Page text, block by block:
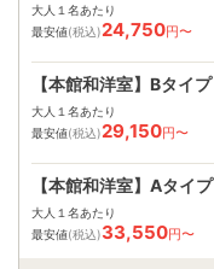
大人１名あたり
最安値(税込)24,750円〜
【本館和洋室】Bタイプ
大人１名あたり
最安値(税込)29,150円〜
【本館和洋室】Aタイプ
大人１名あたり
最安値(税込)33,550円〜